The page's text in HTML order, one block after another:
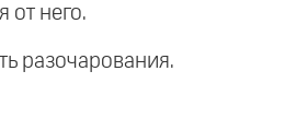
от него.
разочарования.